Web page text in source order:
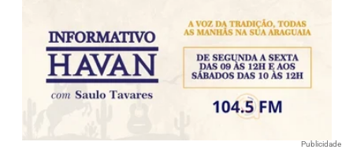
Publicidade